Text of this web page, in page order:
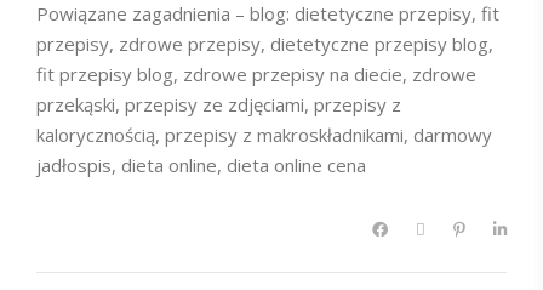
Powiązane zagadnienia – blog: dietetyczne przepisy, fit
przepisy, zdrowe przepisy, dietetyczne przepisy blog,
fit przepisy blog, zdrowe przepisy na diecie, zdrowe
przekąski, przepisy ze zdjęciami, przepisy z
kalorycznością, przepisy z makroskładnikami, darmowy
jadłospis, dieta online, dieta online cena